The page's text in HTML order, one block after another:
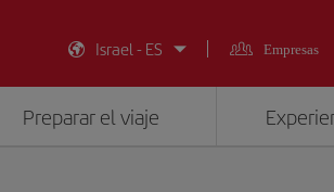
Israel - ES
Empresas
Preparar el viaje